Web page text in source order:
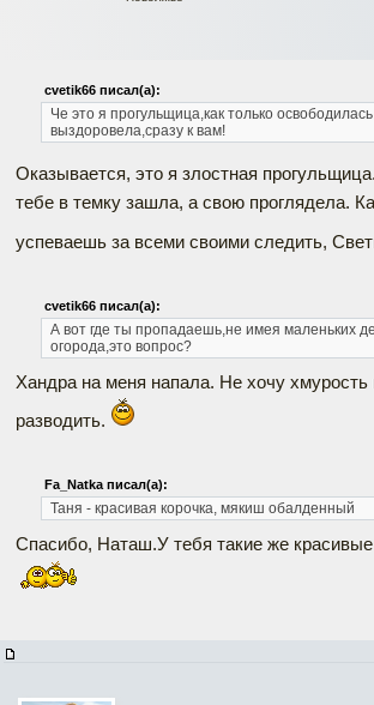
cvetik66 писал(а):
Че это я прогульщица,как только
выздоровела,сразу к вам!
Оказывается, это я злостная прогульщица.
тебе в темку зашла, а свою проглядела.
успеваешь за всеми своими следить,
cvetik66 писал(а):
А вот где ты пропадаешь,не имея маленьких
огорода,это вопрос?
Хандра на меня напала. Не хочу хмурость
разводить.
Fa_Natka писал(а):
Таня - красивая корочка, мякиш обалденный
Спасибо, Наташ.У тебя такие же